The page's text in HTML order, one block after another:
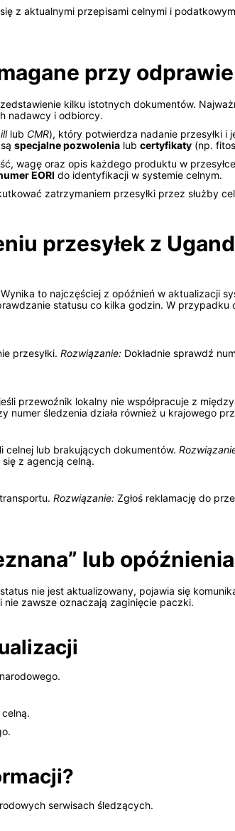
z aktualnymi przepisami celnymi i
przy odprawie
kilku istotnych dokumentów.
nadawcy i odbiorcy.
lub CMR), który potwierdza nadanie przesyłki i
specjalne pozwolenia lub certyfikaty (np.
wagę oraz opis każdego produktu w
EORI do identyfikacji w systemie celnym.
zatrzymaniem przesyłki przez służby
przesyłek z
to najczęściej z opóźnień w aktualizacji
statusu co kilka godzin. W przypadku
przesyłki. Rozwiązanie: Dokładnie sprawdź
przewoźnik lokalny nie współpracuje z
śledzenia działa również u krajowego
celnej lub brakujących dokumentów.
z agencją celną.
Rozwiązanie: Zgłoś reklamację do
lub
nie jest aktualizowany, pojawia się
zawsze oznaczają zaginięcie paczki.
serwisach śledzących.